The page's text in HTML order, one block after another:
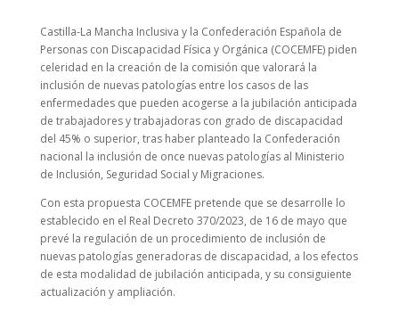
Castilla-La Mancha Inclusiva y la Confederación Española de
Personas con Discapacidad Física y Orgánica (COCEMFE) piden
celeridad en la creación de la comisión que valorará la
inclusión de nuevas patologías entre los casos de las
enfermedades que pueden acogerse a la jubilación anticipada
de trabajadores y trabajadoras con grado de discapacidad
del 45% o superior, tras haber planteado la Confederación
nacional la inclusión de once nuevas patologías al Ministerio
de Inclusión, Seguridad Social y Migraciones.
Con esta propuesta COCEMFE pretende que se desarrolle lo
establecido en el Real Decreto 370/2023, de 16 de mayo que
prevé la regulación de un procedimiento de inclusión de
nuevas patologías generadoras de discapacidad, a los efectos
de esta modalidad de jubilación anticipada, y su consiguiente
actualización y ampliación.